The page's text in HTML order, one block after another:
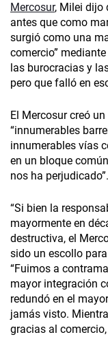
Mercosur, Milei dijo
antes que como
surgió como una
comercio”
las burocracias y
pero que falló en
El Mercosur creó
“innumerables
innumerables vías
en un bloque
nos ha perjudicado”.
“Si bien la
mayormente en
destructiva, el
sido un escollo
“Fuimos a
mayor integración
redundó en el
jamás visto.
gracias al